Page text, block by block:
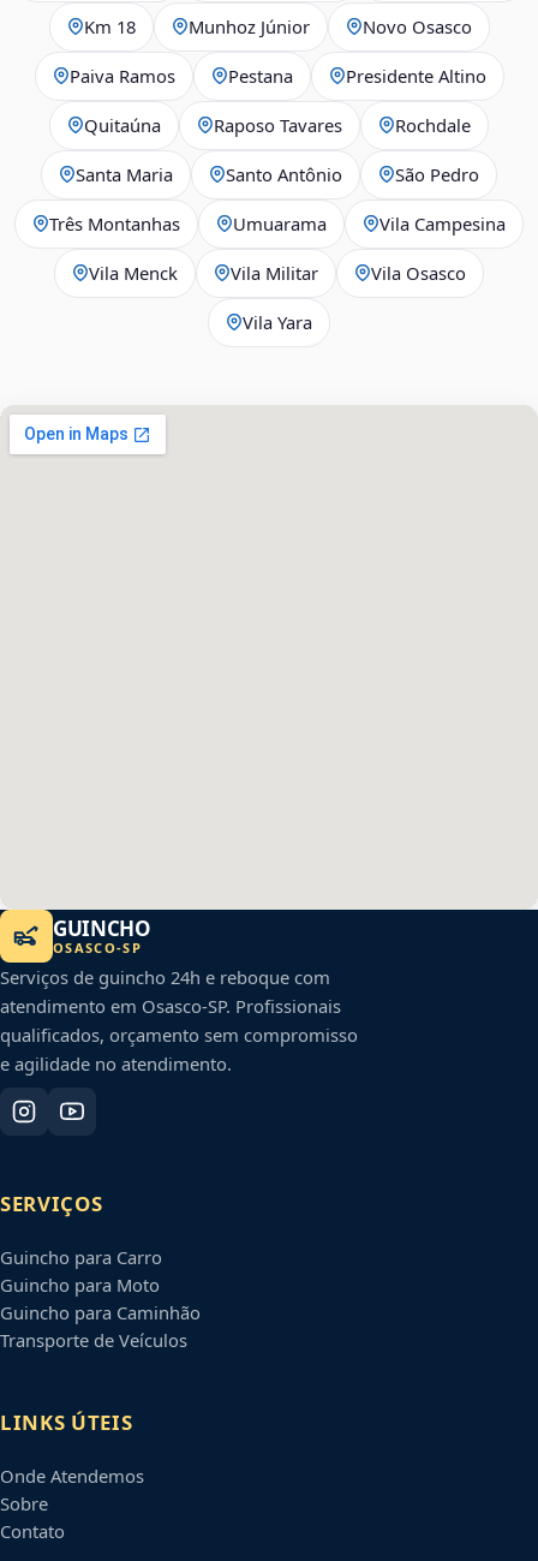
Km 18 Munhoz Júnior Novo Osasco
Paiva Ramos Pestana Presidente Altino
Quitaúna Raposo Tavares Rochdale
Santa Maria Santo Antônio São Pedro
Três Montanhas Umuarama Vila Campesina
Vila Menck Vila Militar Vila Osasco
Vila Yara
GUINCHO
OSASCO-SP
Serviços de guincho 24h e reboque com
atendimento em Osasco-SP. Profissionais
qualificados, orçamento sem compromisso
e agilidade no atendimento.
SERVIÇOS
Guincho para Carro
Guincho para Moto
Guincho para Caminhão
Transporte de Veículos
LINKS ÚTEIS
Onde Atendemos
Sobre
Contato